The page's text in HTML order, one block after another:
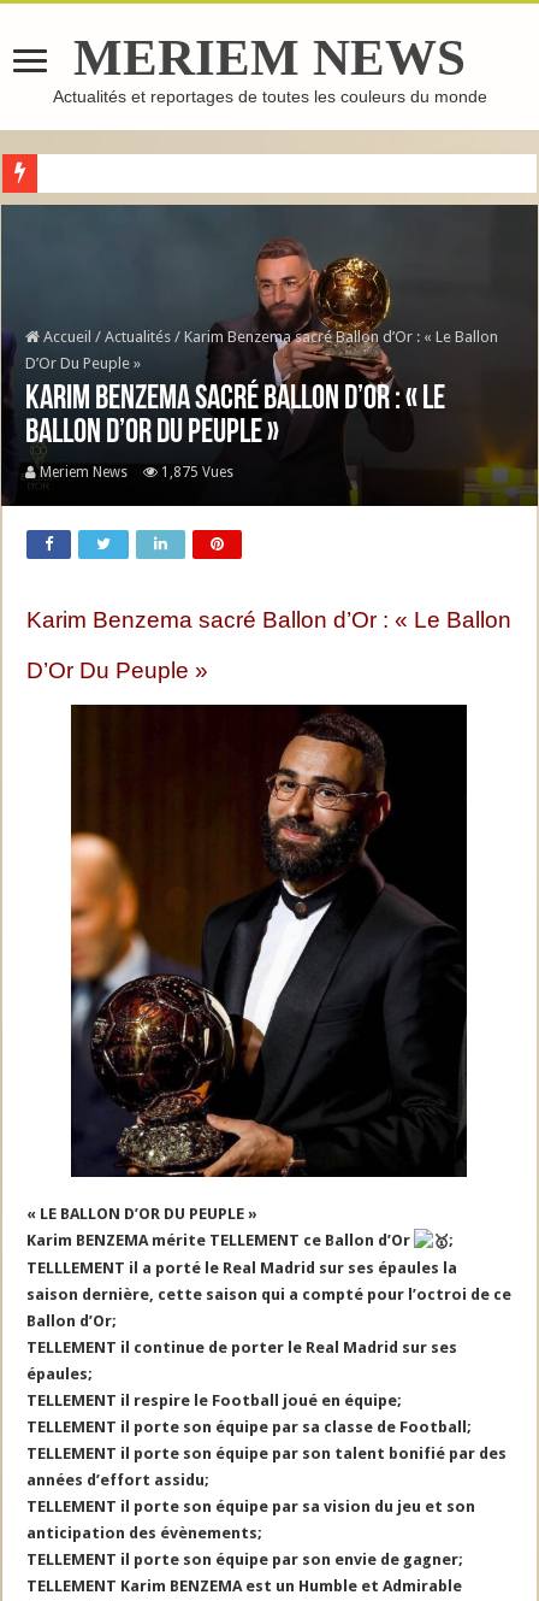
MERIEM NEWS
Actualités et reportages de toutes les couleurs du monde
Accueil / Actualités / Karim Benzema sacré Ballon d’Or : « Le Ballon
D’Or Du Peuple »
Karim Benzema sacré Ballon d’Or : « Le
Ballon D’Or Du Peuple »
Meriem News 1,875 Vues
Karim Benzema sacré Ballon d’Or : « Le Ballon
D’Or Du Peuple »
« LE BALLON D’OR DU PEUPLE »
Karim BENZEMA mérite TELLEMENT ce Ballon d’Or
;
TELLLEMENT il a porté le Real Madrid sur ses épaules la
saison dernière, cette saison qui a compté pour l’octroi de ce
Ballon d’Or;
TELLEMENT il continue de porter le Real Madrid sur ses
épaules;
TELLEMENT il respire le Football joué en équipe;
TELLEMENT il porte son équipe par sa classe de Football;
TELLEMENT il porte son équipe par son talent bonifié par des
années d’effort assidu;
TELLEMENT il porte son équipe par sa vision du jeu et son
anticipation des évènements;
TELLEMENT il porte son équipe par son envie de gagner;
TELLEMENT Karim BENZEMA est un Humble et Admirable